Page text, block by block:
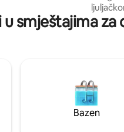
između dva
otoku, s
je samo 1,5 km od
taverni,
sadržaja.
Privatni vrt i
od
pozive,
kancelariju! Uživajte u
u smještajima
Bazen